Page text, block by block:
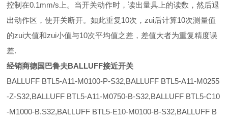
控制在0.1mm/s上。当开关动作时，读出量具上的读数，然后退
出动作区，使开关断开。如此重复10次，zui后计算10次测量值
的zui大值和zui小值与10次平均值之差，差值大者为重复精度误
差.
经销商德国巴鲁夫BALLUFF接近开关
BALLUFF BTL5-A11-M0100-P-S32,BALLUFF BTL5-A11-M0255
-Z-S32,BALLUFF BTL5-A11-M0750-B-S32,BALLUFF BTL5-C10
-M1000-B.S32,BALLUFF BTL5-E10-M0100-B-S32,BALLUFF B